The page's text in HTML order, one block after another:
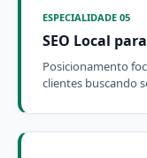
ESPECIALIDADE 05
SEO Local
Posicionamento
clientes buscando